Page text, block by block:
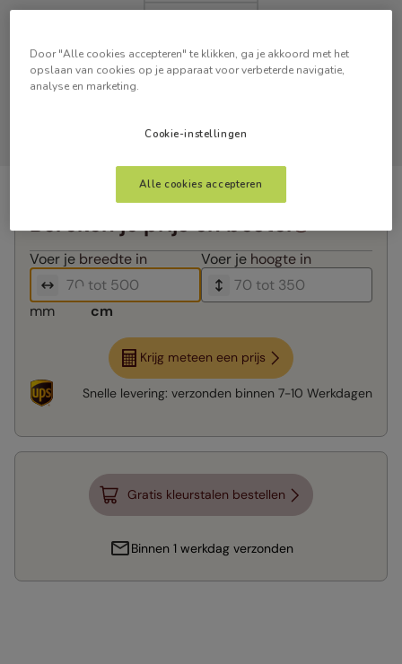
Bereken je prijs en bestel
Voer je breedte in Voer je hoogte in
mm cm
Krijg meteen een prijs
Snelle levering: verzonden binnen 7-10 Werkdagen
Gratis kleurstalen bestellen
Binnen 1 werkdag verzonden
Door "Alle cookies accepteren" te klikken, ga je akkoord met het
opslaan van cookies op je apparaat voor verbeterde navigatie,
analyse en marketing.
Cookie-instellingen
Alle cookies accepteren